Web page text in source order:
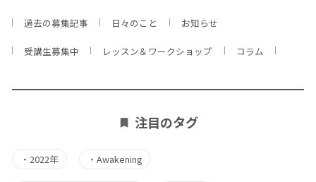
過去の募集記事 日々のこと お知らせ
受講生募集中 レッスン＆ワークショップ コラム
注目のタグ
・ 2022年 ・Awakening